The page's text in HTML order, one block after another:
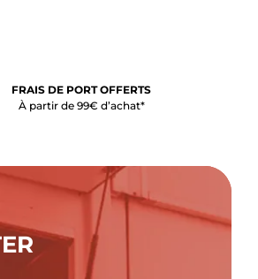
FRAIS DE PORT OFFERTS
À partir de 99€ d’achat*